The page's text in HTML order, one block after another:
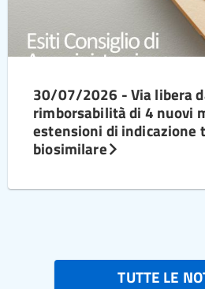
30/07/2026 - Via libera
rimborsabilità di 4 nuovi
estensioni di indicazione
biosimilare
TUTTE LE